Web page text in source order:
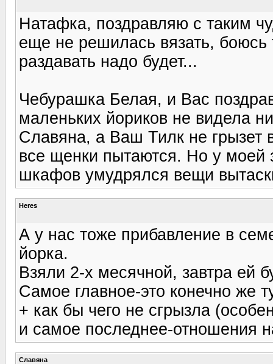
Натафка, поздравляю с таким
еще не решилась вязать, боюсь
раздавать надо будет...
Чебурашка Белая, и Вас
маленьких йориков не видела
Славяна, а Ваш Тилк не грызет
все щенки пытаются. Но у моей
шкафов умудрялся вещи
Heres
А у нас тоже прибавление в
йорка.
Взяли 2-х месячной, завтра ей
Самое главное-это конечно же
+ как бы чего не сгрызла
и самое последнее-отношения
Славяна